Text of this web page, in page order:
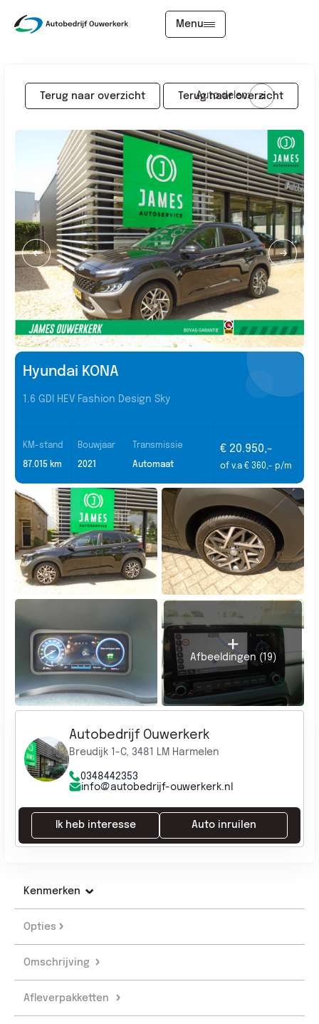
Menu
Diensten
Werkplaats
Over ons
Verkocht
Contact
James voordelen
Terug naar overzicht Terug naar overzicht
Auto delen:
Hyundai KONA
1.6 GDI HEV Fashion Design Sky
KM-stand
87.015 km
Bouwjaar
2021
Transmissie
Automaat
€ 20.950,-
of v.a € 360,- p/m
Afbeeldingen (19)
Autobedrijf Ouwerkerk
Breudijk 1-C, 3481 LM Harmelen
0348442353
info@autobedrijf-ouwerkerk.nl
Ik heb interesse Auto inruilen
Kenmerken
Opties
Omschrijving
Afleverpakketten